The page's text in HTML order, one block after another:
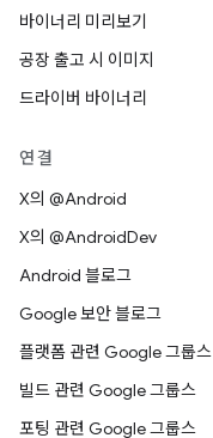
바이너리 미리보기
공장 출고 시 이미지
드라이버 바이너리
연결
X의 @Android
X의 @AndroidDev
Android 블로그
Google 보안 블로그
플랫폼 관련 Google 그룹스
빌드 관련 Google 그룹스
포팅 관련 Google 그룹스